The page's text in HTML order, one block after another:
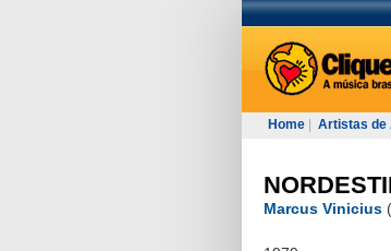
Home Artistas de
Marcus Vinicius